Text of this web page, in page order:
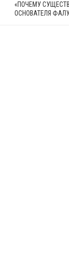
«ПОЧЕМУ
ОСНОВАТЕЛЯ